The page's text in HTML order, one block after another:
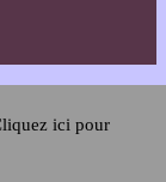
ici pour